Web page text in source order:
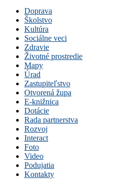
Doprava
Školstvo
Kultúra
Sociálne veci
Zdravie
Životné prostredie
Mapy
Úrad
Zastupiteľstvo
Otvorená župa
E-knižnica
Dotácie
Rada partnerstva
Rozvoj
Interact
Foto
Video
Podujatia
Kontakty